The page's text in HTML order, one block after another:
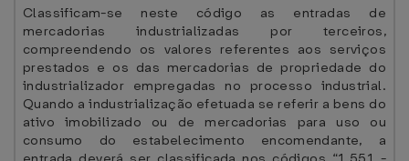
Classificam-se neste código as entradas de
mercadorias industrializadas por terceiros,
compreendendo os valores referentes aos serviços
prestados e os das mercadorias de propriedade do
industrializador empregadas no processo industrial.
Quando a industrialização efetuada se referir a bens do
ativo imobilizado ou de mercadorias para uso ou
consumo do estabelecimento encomendante, a